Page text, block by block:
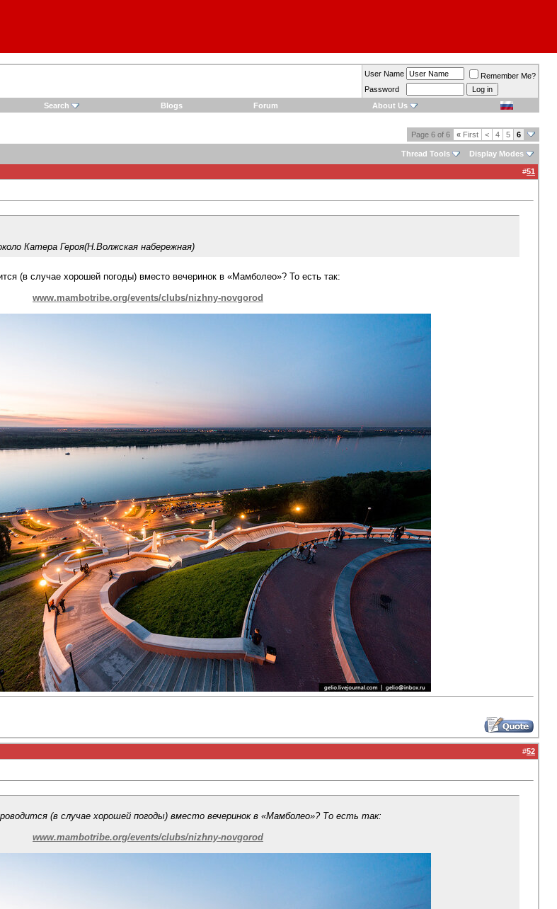
User Name
Remember Me?
Password
Search Blogs Forum About Us
Page 6 of 6 « First < 4 5 6
Thread Tools Display Modes
#51
Катера Героя(Н.Волжская набережная)
(в случае хорошей погоды) вместо вечеринок в «Мамболео»? То есть так:
www.mambotribe.org/events/clubs/nizhny-novgorod
#52
(в случае хорошей погоды) вместо вечеринок в «Мамболео»? То есть так:
www.mambotribe.org/events/clubs/nizhny-novgorod